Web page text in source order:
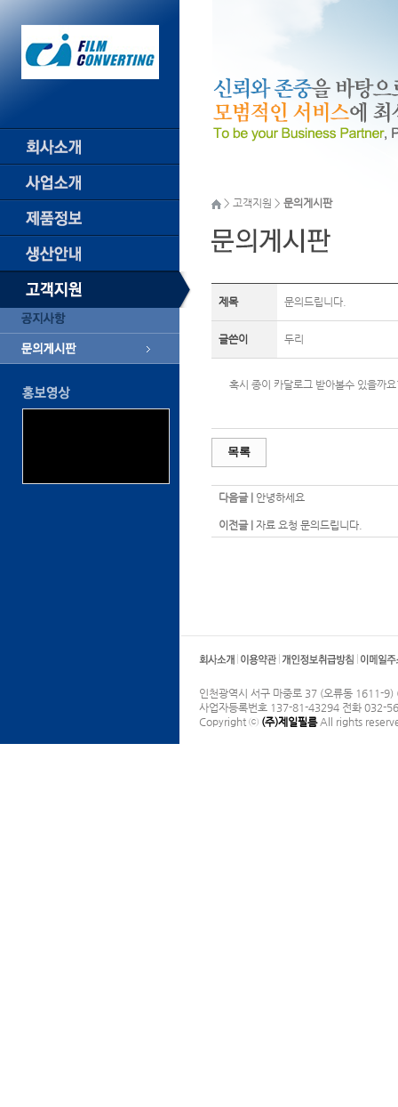
> 고객지원 > 문의게시판
제목 문의드립니다.
글쓴이 두리
혹시 종이 카달로그 받아볼수 있을까
목록
다음글 | 안녕하세요
이전글 | 자료 요청 문의드립니다.
인천광역시 서구 마중로 37 (오류동 1611-
사업자등록번호 137-81-43294 전화 032-
Copyright ⓒ (주)제일필름 All rights